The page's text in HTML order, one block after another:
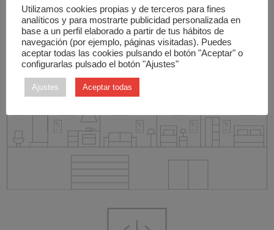
Utilizamos cookies propias y de terceros para fines
analíticos y para mostrarte publicidad personalizada en
base a un perfil elaborado a partir de tus hábitos de
navegación (por ejemplo, páginas visitadas). Puedes
aceptar todas las cookies pulsando el botón "Aceptar" o
configurarlas pulsado el botón "Ajustes"
Ajustes Aceptar todas